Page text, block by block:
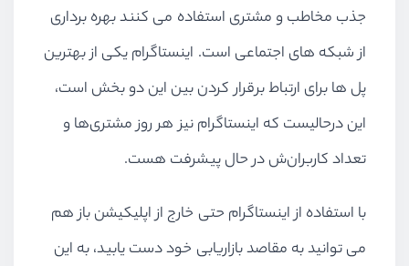
جذب مخاطب و مشتری استفاده می کنند بهره برداری
از شبکه های اجتماعی است. اینستاگرام یکی از بهترین
پل ها برای ارتباط برقرار کردن بین این دو بخش است،
این درحالیست که اینستاگرام نیز هر روز مشتری‌ها و
تعداد کاربران‌ش در حال پیشرفت هست.
با استفاده از اینستاگرام حتی خارج از اپلیکیشن باز هم
می توانید به مقاصد بازاریابی خود دست یابید، به این